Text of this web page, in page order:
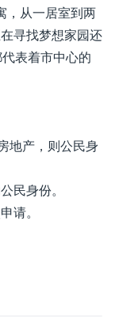
，从一居室到两
寻找梦想家园还
表着市中心的
地产，则公民身
民身份。
请。